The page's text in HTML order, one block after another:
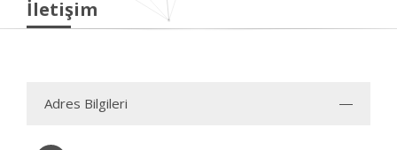
İletişim
Adres Bilgileri